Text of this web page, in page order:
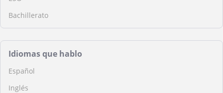
Bachillerato
Idiomas que hablo
Español
Inglés